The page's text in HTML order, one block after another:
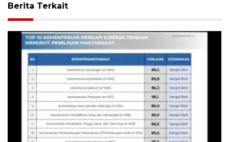
Berita Terkait